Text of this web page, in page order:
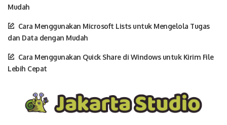
Mudah
Cara Menggunakan Microsoft Lists untuk Mengelola Tugas
dan Data dengan Mudah
Cara Menggunakan Quick Share di Windows untuk Kirim File
Lebih Cepat